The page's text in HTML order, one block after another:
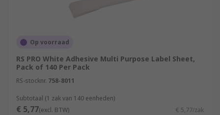
Op voorraad
RS PRO White Adhesive Multi Purpose Label Sheet,
Pack of 140 Per Pack
RS-stocknr. 758-8011
Subtotaal (1 zak van 140 eenheden)
€ 5,77(excl. BTW) € 5,77/zak